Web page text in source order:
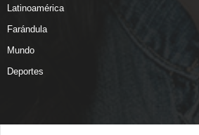
Latinoamérica
Farándula
Mundo
Deportes